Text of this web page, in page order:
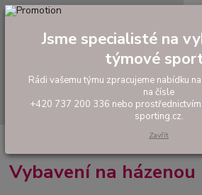
tel: +420 737 200 336
Vybavení na házenou
Jsme specialisté na
týmové
Rádi vašemu týmu zpracujeme nabídku
na čísle
+420 737 200 336 nebo
sporting.cz.
Zavřít